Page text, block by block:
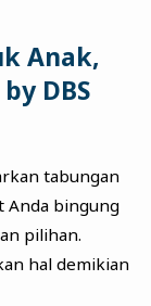
Anak,
DBS
tabungan
Anda bingung
pilihan.
hal demikian